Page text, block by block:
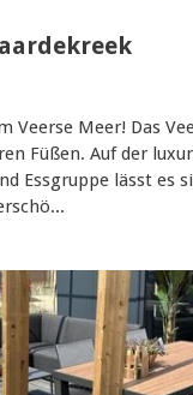
Veerse Meer! Das
Füßen. Auf der
Essgruppe lässt es